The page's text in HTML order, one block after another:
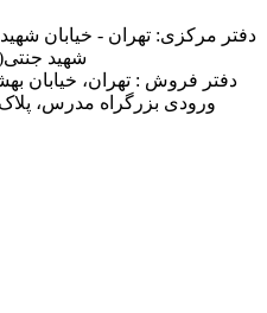
دفتر مرکزی: تهران - خیابان
شهید
دفتر فروش : تهران، خیابان
ورودی بزرگراه مدرس، پلاک 251، ساختمان کلاسیک، طبقه دو